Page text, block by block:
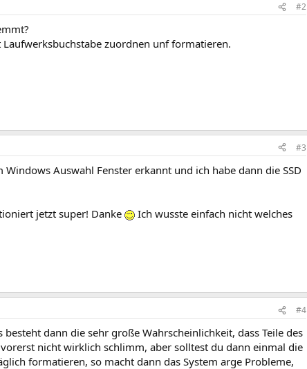
#2
zuordnen unf formatieren.
#3
Auswahl Fenster erkannt und ich habe dann die SSD
jetzt super! Danke
Ich wusste einfach nicht welches
#4
dann die sehr große Wahrscheinlichkeit, dass Teile des
nicht wirklich schlimm, aber solltest du dann einmal die
formatieren, so macht dann das System arge Probleme,